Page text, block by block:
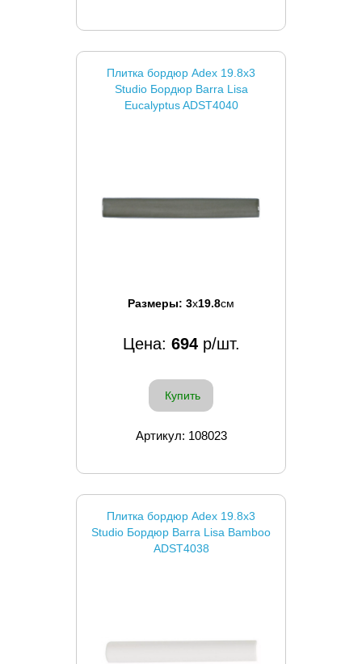
Плитка бордюр Adex 19.8x3
Studio Бордюр Barra Lisa
Eucalyptus ADST4040
Размеры: 3x19.8см
Цена: 694р/шт.
Купить
Артикул: 108023
Плитка бордюр Adex 19.8x3
Studio Бордюр Barra Lisa Bamboo
ADST4038